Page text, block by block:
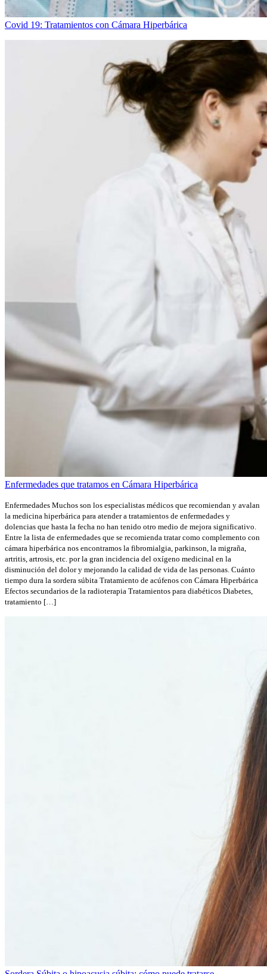
Covid 19: Tratamientos con Cámara Hiperbárica
Enfermedades que tratamos en Cámara Hiperbárica
Enfermedades Muchos son los especialistas médicos que recomiendan y avalan
la medicina hiperbárica para atender a tratamientos de enfermedades y
dolencias que hasta la fecha no han tenido otro medio de mejora significativo.
Entre la lista de enfermedades que se recomienda tratar como complemento con
cámara hiperbárica nos encontramos la fibromialgia, parkinson, la migraña,
artritis, artrosis, etc. por la gran incidencia del oxígeno medicinal en la
disminución del dolor y mejorando la calidad de vida de las personas. Cuánto
tiempo dura la sordera súbita Tratamiento de acúfenos con Cámara Hiperbárica
Efectos secundarios de la radioterapia Tratamientos para diabéticos Diabetes,
tratamiento […]